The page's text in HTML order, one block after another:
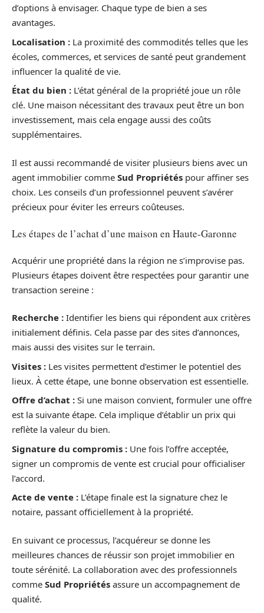
d’options à envisager. Chaque type de bien a ses
avantages.
Localisation : La proximité des commodités telles que les
écoles, commerces, et services de santé peut grandement
influencer la qualité de vie.
État du bien : L’état général de la propriété joue un rôle
clé. Une maison nécessitant des travaux peut être un bon
investissement, mais cela engage aussi des coûts
supplémentaires.
Il est aussi recommandé de visiter plusieurs biens avec un
agent immobilier comme Sud Propriétés pour affiner ses
choix. Les conseils d’un professionnel peuvent s’avérer
précieux pour éviter les erreurs coûteuses.
Les étapes de l’achat d’une maison en Haute-Garonne
Acquérir une propriété dans la région ne s’improvise pas.
Plusieurs étapes doivent être respectées pour garantir une
transaction sereine :
Recherche : Identifier les biens qui répondent aux critères
initialement définis. Cela passe par des sites d’annonces,
mais aussi des visites sur le terrain.
Visites : Les visites permettent d’estimer le potentiel des
lieux. À cette étape, une bonne observation est essentielle.
Offre d’achat : Si une maison convient, formuler une offre
est la suivante étape. Cela implique d’établir un prix qui
reflète la valeur du bien.
Signature du compromis : Une fois l’offre acceptée,
signer un compromis de vente est crucial pour officialiser
l’accord.
Acte de vente : L’étape finale est la signature chez le
notaire, passant officiellement à la propriété.
En suivant ce processus, l’acquéreur se donne les
meilleures chances de réussir son projet immobilier en
toute sérénité. La collaboration avec des professionnels
comme Sud Propriétés assure un accompagnement de
qualité.